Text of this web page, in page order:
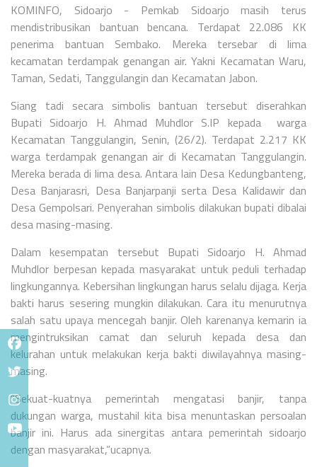
KOMINFO, Sidoarjo - Pemkab Sidoarjo masih terus
mendistribusikan bantuan bencana. Terdapat 22.086 KK
penerima bantuan Sembako. Mereka tersebar di lima
kecamatan terdampak genangan air. Yakni Kecamatan Waru,
Taman, Sedati, Tanggulangin dan Kecamatan Jabon.
Siang tadi secara simbolis bantuan tersebut diserahkan
Bupati Sidoarjo H. Ahmad Muhdlor S.IP kepada warga
Kecamatan Tanggulangin, Senin, (26/2). Terdapat 2.217 KK
warga terdampak genangan air di Kecamatan Tanggulangin.
Mereka berada di lima desa. Antara lain Desa Kedungbanteng,
Desa Banjarasri, Desa Banjarpanji serta Desa Kalidawir dan
Desa Gempolsari. Penyerahan simbolis dilakukan bupati dibalai
desa masing-masing.
Dalam kesempatan tersebut Bupati Sidoarjo H. Ahmad
Muhdlor berpesan kepada masyarakat untuk peduli terhadap
lingkungannya. Kebersihan lingkungan harus selalu dijaga. Kerja
bakti harus sesering mungkin dilakukan. Cara itu menurutnya
salah satu upaya mencegah banjir. Oleh karenanya kemarin ia
mengintruksikan camat dan seluruh kepada desa dan
kelurahan untuk melakukan kerja bakti diwilayahnya masing-
masing.
“Sekuat-kuatnya pemerintah mengatasi banjir, tanpa
dukungan warga, mustahil kita bisa menuntaskan persoalan
banjir ini. Harus ada sinergitas antara pemerintah sidoarjo
dengan masyarakat,”ucapnya.